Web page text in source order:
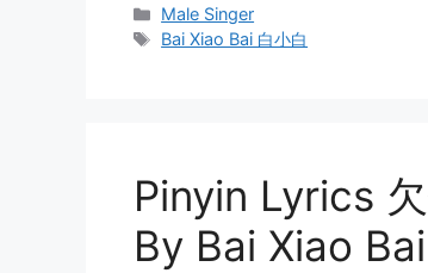
Categories
Male Singer
Tags
Bai Xiao Bai 白小白
Pinyin Lyrics
By Bai Xiao